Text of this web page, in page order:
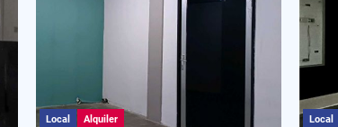
Local Alquiler Local